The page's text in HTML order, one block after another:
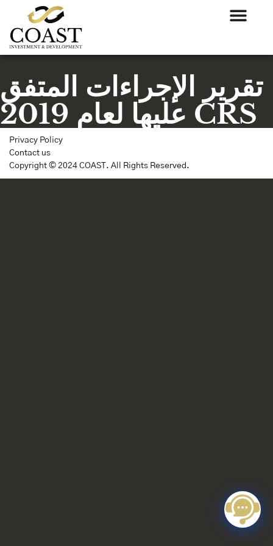
تقرير الإجراءات المتفق
عليها لعام 2019 CRS
Privacy Policy
Contact us
Copyright © 2024 COAST. All Rights Reserved.